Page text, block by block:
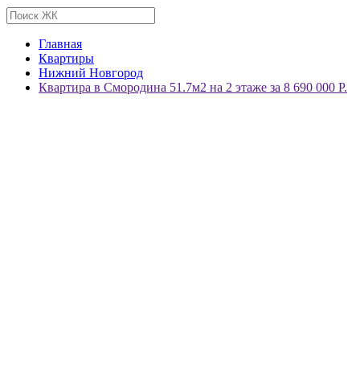
Главная
Квартиры
Нижний Новгород
Квартира в Смородина 51.7м2 на 2 этаже за 8 690 000 Р.